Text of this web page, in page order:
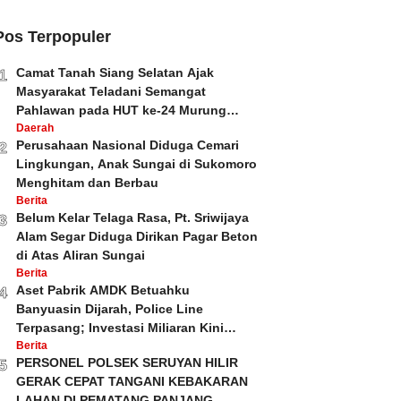
Terpopuler
Camat Tanah Siang Selatan Ajak
Masyarakat Teladani Semangat
Pahlawan pada HUT ke-24 Murung
Raya dan HUT ke-81 Kemerdekaan RI
Daerah
Perusahaan Nasional Diduga Cemari
Lingkungan, Anak Sungai di Sukomoro
Menghitam dan Berbau
Berita
Belum Kelar Telaga Rasa, Pt. Sriwijaya
Alam Segar Diduga Dirikan Pagar Beton
di Atas Aliran Sungai
Berita
Aset Pabrik AMDK Betuahku
Banyuasin Dijarah, Police Line
Terpasang; Investasi Miliaran Kini
Dipertanyakan
Berita
PERSONEL POLSEK SERUYAN HILIR
GERAK CEPAT TANGANI KEBAKARAN